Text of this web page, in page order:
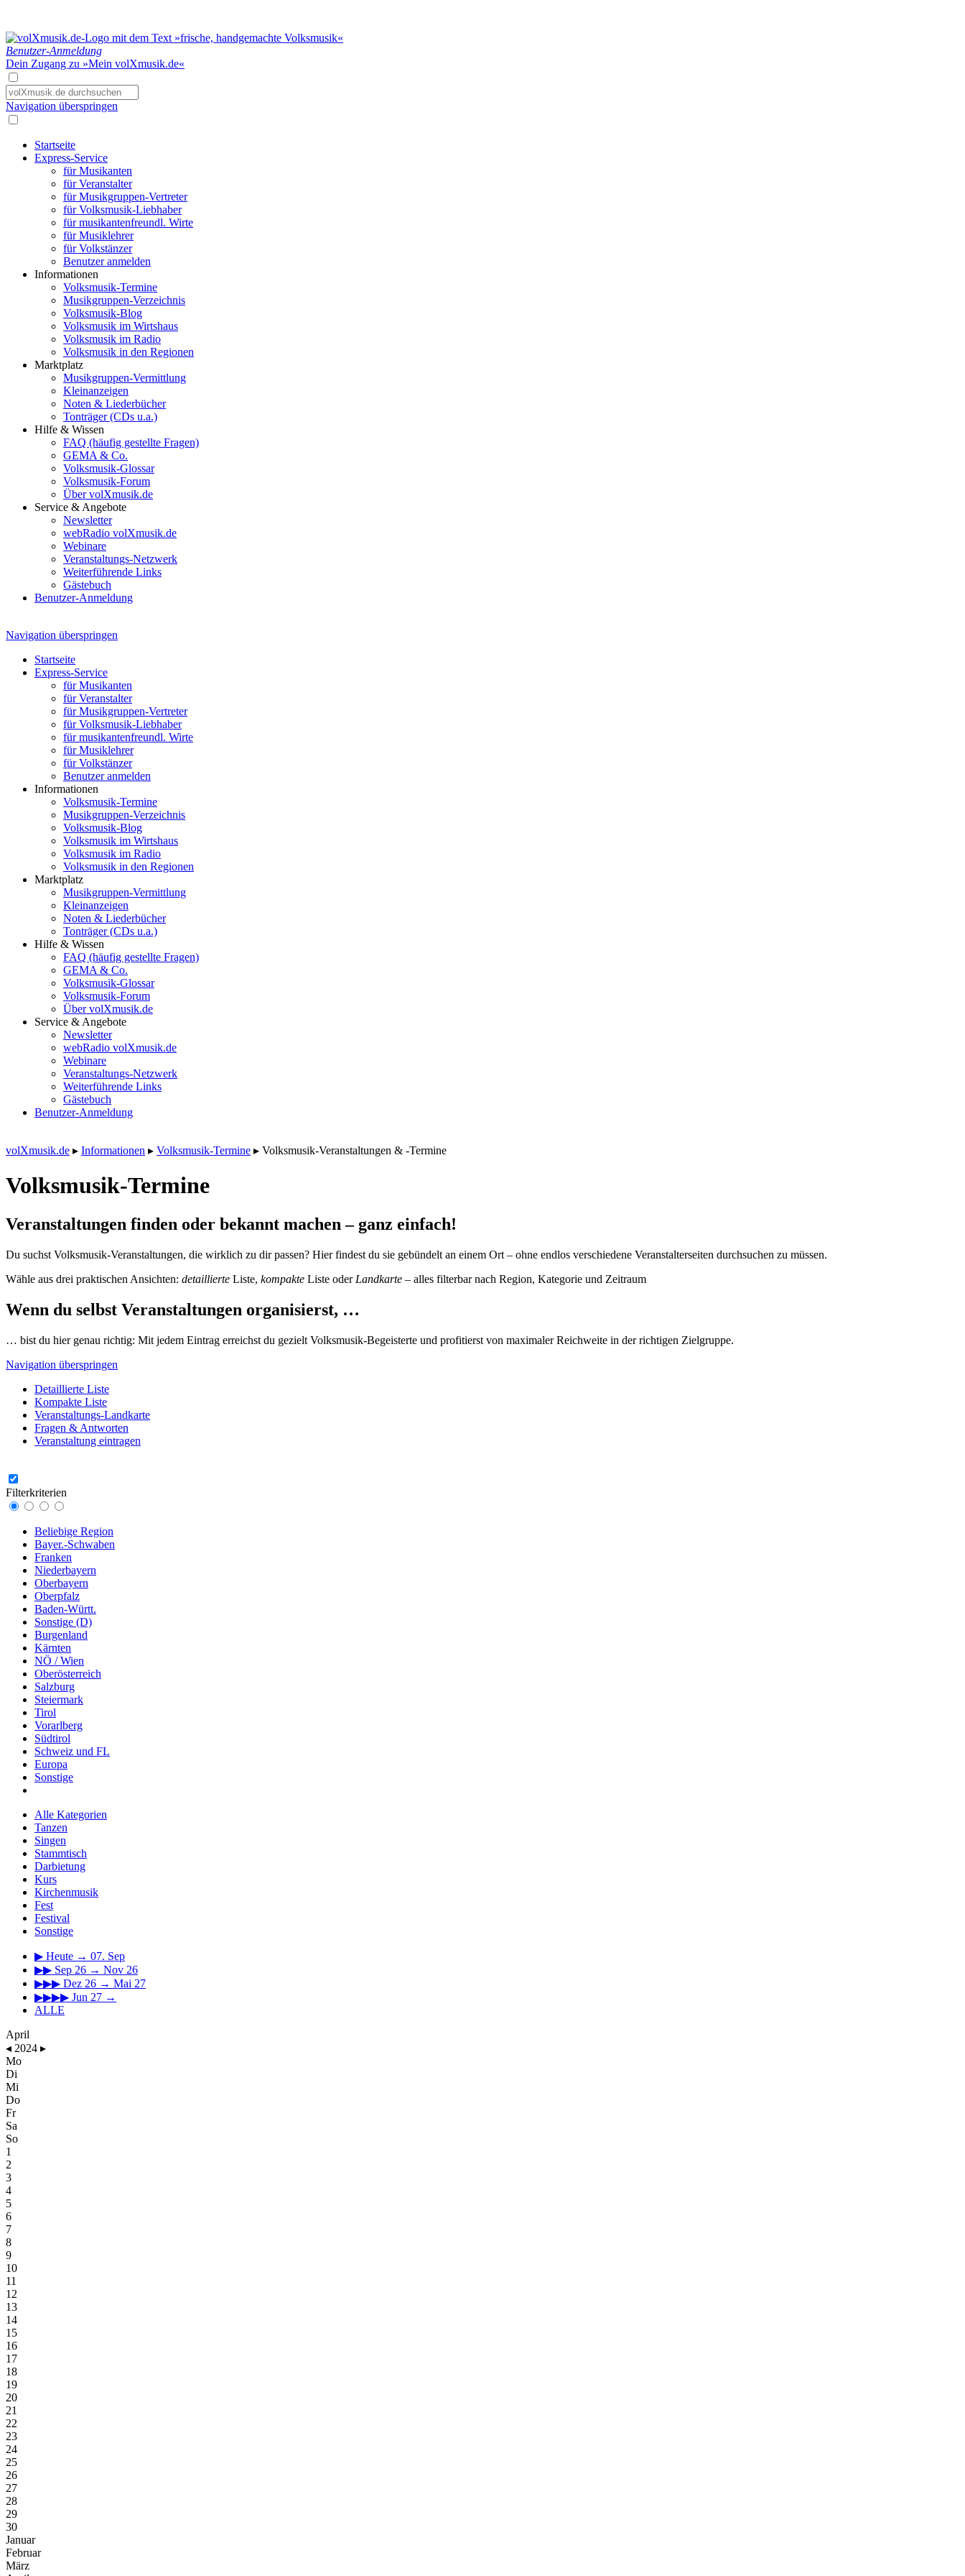
Benutzer-Anmeldung
Dein Zugang zu »Mein volXmusik.de«
Navigation überspringen
Startseite
Express-Service
für Musikanten
für Veranstalter
für Musikgruppen-Vertreter
für Volksmusik-Liebhaber
für musikantenfreundl. Wirte
für Musiklehrer
für Volkstänzer
Benutzer anmelden
Informationen
Volksmusik-Termine
Musikgruppen-Verzeichnis
Volksmusik-Blog
Volksmusik im Wirtshaus
Volksmusik im Radio
Volksmusik in den Regionen
Marktplatz
Musikgruppen-Vermittlung
Kleinanzeigen
Noten & Liederbücher
Tonträger (CDs u.a.)
Hilfe & Wissen
FAQ (häufig gestellte Fragen)
GEMA & Co.
Volksmusik-Glossar
Volksmusik-Forum
Über volXmusik.de
Service & Angebote
Newsletter
webRadio volXmusik.de
Webinare
Veranstaltungs-Netzwerk
Weiterführende Links
Gästebuch
Benutzer-Anmeldung
Navigation überspringen
Startseite
Express-Service
für Musikanten
für Veranstalter
für Musikgruppen-Vertreter
für Volksmusik-Liebhaber
für musikantenfreundl. Wirte
für Musiklehrer
für Volkstänzer
Benutzer anmelden
Informationen
Volksmusik-Termine
Musikgruppen-Verzeichnis
Volksmusik-Blog
Volksmusik im Wirtshaus
Volksmusik im Radio
Volksmusik in den Regionen
Marktplatz
Musikgruppen-Vermittlung
Kleinanzeigen
Noten & Liederbücher
Tonträger (CDs u.a.)
Hilfe & Wissen
FAQ (häufig gestellte Fragen)
GEMA & Co.
Volksmusik-Glossar
Volksmusik-Forum
Über volXmusik.de
Service & Angebote
Newsletter
webRadio volXmusik.de
Webinare
Veranstaltungs-Netzwerk
Weiterführende Links
Gästebuch
Benutzer-Anmeldung
volXmusik.de ▸ Informationen ▸ Volksmusik-Termine ▸ Volksmusik-Veranstaltungen & -Termine
Volksmusik-Termine
Veranstaltungen finden oder bekannt machen – ganz einfach!
Du suchst Volksmusik-Veranstaltungen, die wirklich zu dir passen? Hier findest du sie gebündelt an einem Ort – ohne endlos verschiedene Veranstalterseiten durchsuchen zu müssen.
Wähle aus drei praktischen Ansichten: detaillierte Liste, kompakte Liste oder Landkarte – alles filterbar nach Region, Kategorie und Zeitraum
Wenn du selbst Veranstaltungen organisierst, …
… bist du hier genau richtig: Mit jedem Eintrag erreichst du gezielt Volksmusik-Begeisterte und profitierst von maximaler Reichweite in der richtigen Zielgruppe.
Navigation überspringen
Detaillierte Liste
Kompakte Liste
Veranstaltungs-Landkarte
Fragen & Antworten
Veranstaltung eintragen
Filterkriterien
Beliebige Region
Bayer.-Schwaben
Franken
Niederbayern
Oberbayern
Oberpfalz
Baden-Württ.
Sonstige (D)
Burgenland
Kärnten
NÖ / Wien
Oberösterreich
Salzburg
Steiermark
Tirol
Vorarlberg
Südtirol
Schweiz und FL
Europa
Sonstige
Alle Kategorien
Tanzen
Singen
Stammtisch
Darbietung
Kurs
Kirchenmusik
Fest
Festival
Sonstige
▶ Heute → 07. Sep
▶▶ Sep 26 → Nov 26
▶▶▶ Dez 26 → Mai 27
▶▶▶▶ Jun 27 →
ALLE
April
◂ 2024 ▸
Mo
Di
Mi
Do
Fr
Sa
So
1
2
3
4
5
6
7
8
9
10
11
12
13
14
15
16
17
18
19
20
21
22
23
24
25
26
27
28
29
30
Januar
Februar
März